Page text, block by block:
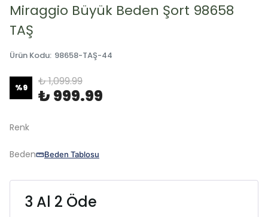
Miraggio Büyük Beden Şort 98658
TAŞ
Ürün Kodu: 98658-TAŞ-44
%9 ₺ 1,099.99
₺ 999.99
Renk
Beden Beden Tablosu
3 Al 2 Öde